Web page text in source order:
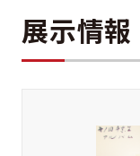
展示情報